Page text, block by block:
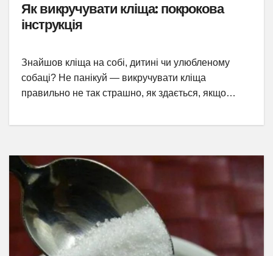
Як викручувати кліща: покрокова
інструкція
Знайшов кліща на собі, дитині чи улюбленому
собаці? Не панікуй — викручувати кліща
правильно не так страшно, як здається, якщо…